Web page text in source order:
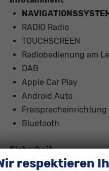
RADIO Radio
TOUCHSCREEN
Radiobedienung am
DAB
Apple Car Play
Android Auto
Freisprecheinrichtung
Bluetooth
Sicherheit
6x Airbag
respektieren